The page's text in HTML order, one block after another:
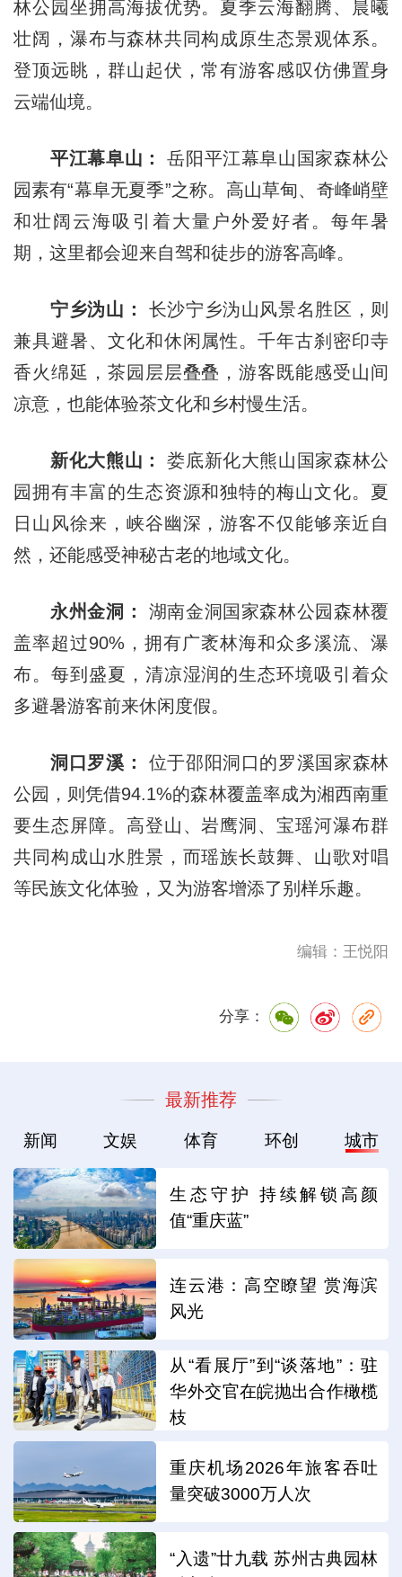
林公园坐拥高海拔优势。夏季云海翻腾、晨曦
壮阔，瀑布与森林共同构成原生态景观体系。
登顶远眺，群山起伏，常有游客感叹仿佛置身
云端仙境。
平江幕阜山：
岳阳平江幕阜山国家森林公
园素有“幕阜无夏季”之称。高山草甸、奇峰峭壁
和壮阔云海吸引着大量户外爱好者。每年暑
期，这里都会迎来自驾和徒步的游客高峰。
宁乡沩山：
长沙宁乡沩山风景名胜区，则
兼具避暑、文化和休闲属性。千年古刹密印寺
香火绵延，茶园层层叠叠，游客既能感受山间
凉意，也能体验茶文化和乡村慢生活。
新化大熊山：
娄底新化大熊山国家森林公
园拥有丰富的生态资源和独特的梅山文化。夏
日山风徐来，峡谷幽深，游客不仅能够亲近自
然，还能感受神秘古老的地域文化。
永州金洞： 湖南金洞国家森林公园森林覆
盖率超过90%，拥有广袤林海和众多溪流、瀑
布。每到盛夏，清凉湿润的生态环境吸引着众
多避暑游客前来休闲度假。
洞口罗溪：
位于邵阳洞口的罗溪国家森林
公园，则凭借94.1%的森林覆盖率成为湘西南重
要生态屏障。高登山、岩鹰洞、宝瑶河瀑布群
共同构成山水胜景，而瑶族长鼓舞、山歌对唱
等民族文化体验，又为游客增添了别样乐趣。
编辑：王悦阳
分享：
最新推荐
新闻 文娱 体育 环创 城市
生态守护 持续解锁高颜
值“重庆蓝”
连云港：高空瞭望 赏海滨
风光
从“看展厅”到“谈落地”：驻
华外交官在皖抛出合作橄榄
枝
重庆机场2026年旅客吞吐
量突破3000万人次
“入遗”廿九载 苏州古典园林